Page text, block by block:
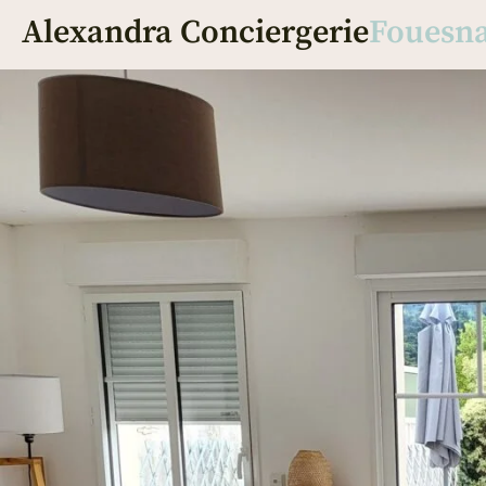
Alexandra Conciergerie